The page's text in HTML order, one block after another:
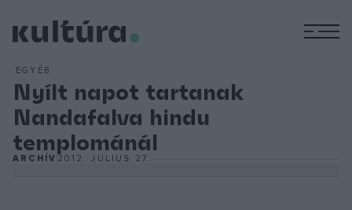
EGYÉB
Nyílt napot tartanak
Nandafalva hindu
templománál
ARCHÍV2012. JÚLIUS 27.